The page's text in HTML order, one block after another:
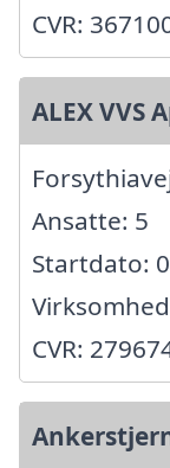
CVR:
ALEX VVS
Ansatte: 5
Startdato:
CVR: